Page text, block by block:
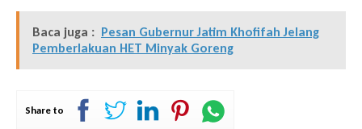
Baca juga : Pesan Gubernur Jatim Khofifah Jelang
Pemberlakuan HET Minyak Goreng
Share to